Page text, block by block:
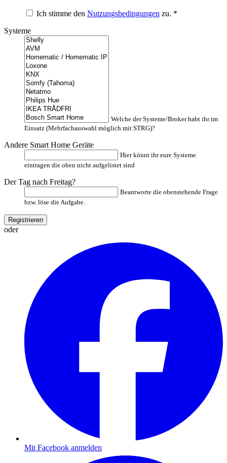
Ich stimme den Nutzungsbedingungen zu. *
Systeme
Welche der Systeme/Broker habt ihr im
Einsatz (Mehrfachauswahl möglich mit STRG)?
Andere Smart Home Geräte
Hier könnt ihr eure Systeme
eintragen die oben nicht aufgelistet sind
Der Tag nach Freitag?
Beantworte die obenstehende Frage
bzw. löse die Aufgabe.
oder
Mit Facebook anmelden